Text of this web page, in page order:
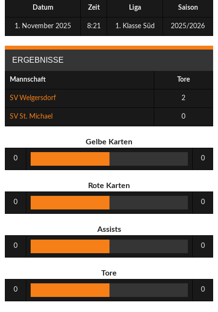
Datum Zeit Liga Saison
1. November 2025 8:21 1. Klasse Süd 2025/2026
ERGEBNISSE
Mannschaft Tore
SV Welgersdorf 2
SV St. Michael 0
Gelbe Karten
0 0
Rote Karten
0 0
Assists
0 0
Tore
0 0